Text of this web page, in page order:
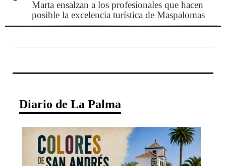
Marta ensalzan a los profesionales que hacen
posible la excelencia turística de Maspalomas
Diario de La Palma